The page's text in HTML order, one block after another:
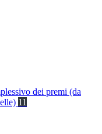
dei premi (da
11